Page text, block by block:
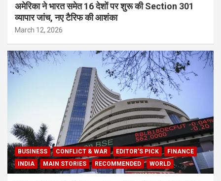
अमेरिका ने भारत समेत 16 देशों पर शुरू की Section 301
व्यापार जांच, नए टैरिफ की आशंका
March 12, 2026
BUSINESS CONFLICT & WAR EDITOR'S PICK
FINANCE
INDIA
MAIN STORIES RECOMMENDED WORLD